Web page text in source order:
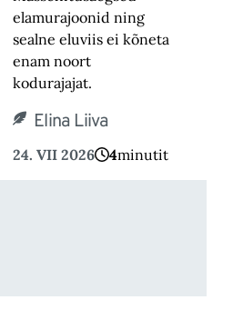
elamurajoonid ning
sealne eluviis ei kõneta
enam noort
kodurajajat.
Elina Liiva
24. VII 2026 4minutit